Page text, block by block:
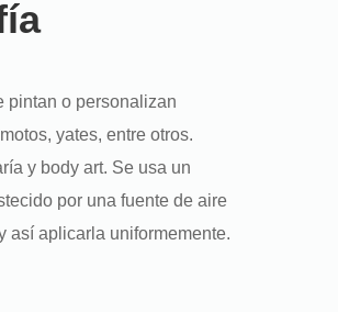
pintan o personalizan
yates, entre otros.
y body art. Se usa un
por una fuente de aire
así aplicarla uniformemente.